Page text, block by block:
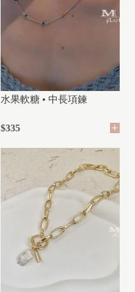
水果軟糖 • 中長項鍊
$335